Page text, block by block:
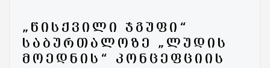
„ᲬᲘᲡᲥᲕᲘᲚᲘ ᲯᲒᲣᲤᲘ“
ᲡᲐᲑᲣᲠᲗᲐᲚᲝᲖᲔ „ᲚᲣᲓᲘᲡ
ᲛᲝᲔᲓᲜᲘᲡ“ ᲙᲝᲜᲪᲔᲤᲪᲘᲘᲡ